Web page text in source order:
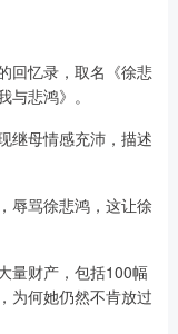
回忆录，取名《徐悲
悲鸿》。
继母情感充沛，描述
辱骂徐悲鸿，这让徐
量财产，包括100幅
为何她仍然不肯放过